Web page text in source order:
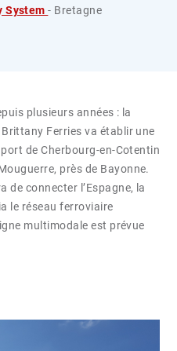
System- Bretagne
plusieurs années : la
Ferries va établir une
de Cherbourg-en-Cotentin
près de Bayonne.
de connecter l’Espagne, la
le réseau ferroviaire
multimodale est prévue